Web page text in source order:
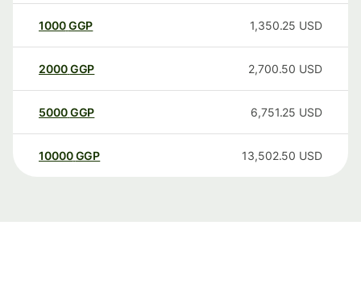
1000GGP 1,350.25 USD
2000GGP 2,700.50 USD
5000GGP 6,751.25 USD
10000 GGP 13,502.50 USD